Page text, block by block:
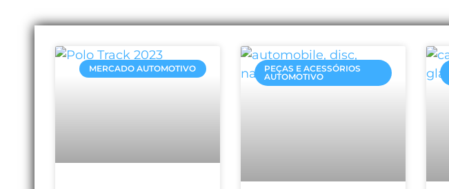
MERCADO AUTOMOTIVO
PEÇAS E ACESSÓRIOS
AUTOMOTIVO